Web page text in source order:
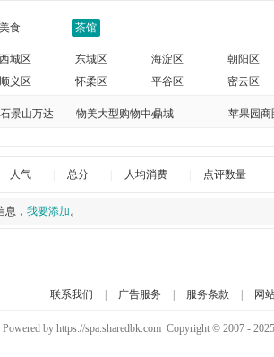
美食 茶馆
西城区 东城区 海淀区
朝阳区
顺义区
怀柔区 平谷区 密云区
石景山万达 物美大型购物中心鼎城 苹果园商
人气 总分 人均消费 点评数量
， 我要添加。
联系我们 广告服务 服务条款 网
Powered by https://spa.sharedbk.com Copyright © 2007 -